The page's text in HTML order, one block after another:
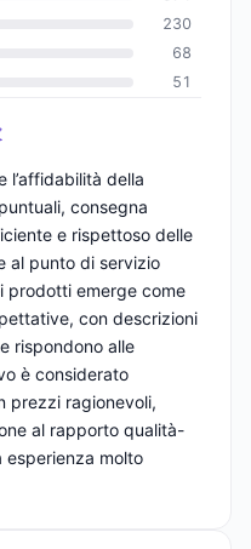
230
68
51
l’affidabilità della
consegna
e rispettoso delle
al punto di servizio
prodotti emerge come
con descrizioni
rispondono alle
è considerato
prezzi ragionevoli,
al rapporto qualità-
esperienza molto